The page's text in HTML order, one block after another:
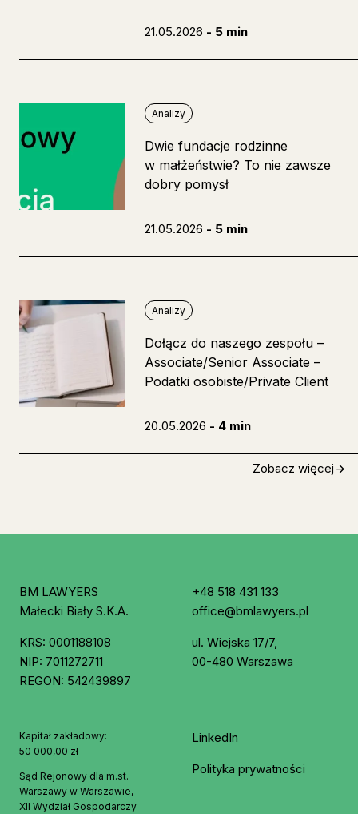
21.05.2026 - 5 min
Analizy
Dwie fundacje rodzinne
w małżeństwie? To nie zawsze
dobry pomysł
21.05.2026 - 5 min
Analizy
Dołącz do naszego zespołu –
Associate/Senior Associate –
Podatki osobiste/Private Client
20.05.2026 - 4 min
Zobacz więcej
BM LAWYERS
Małecki Biały S.K.A.
KRS: 0001188108
NIP: 7011272711
REGON: 542439897
+48 518 431 133
office@bmlawyers.pl
ul. Wiejska 17/7,
00-480 Warszawa
Kapitał zakładowy:
50 000,00 zł
Sąd Rejonowy dla m.st.
Warszawy w Warszawie,
XII Wydział Gospodarczy
LinkedIn
Polityka prywatności